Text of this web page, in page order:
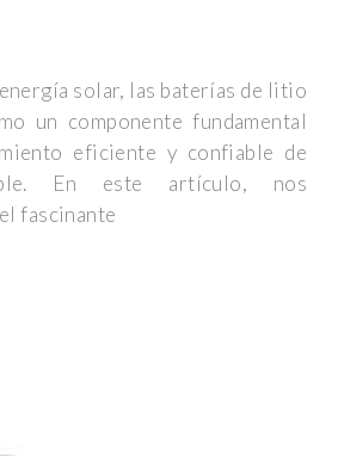
solar, las baterías de litio
un componente fundamental
eficiente y confiable de
En este artículo, nos
fascinante